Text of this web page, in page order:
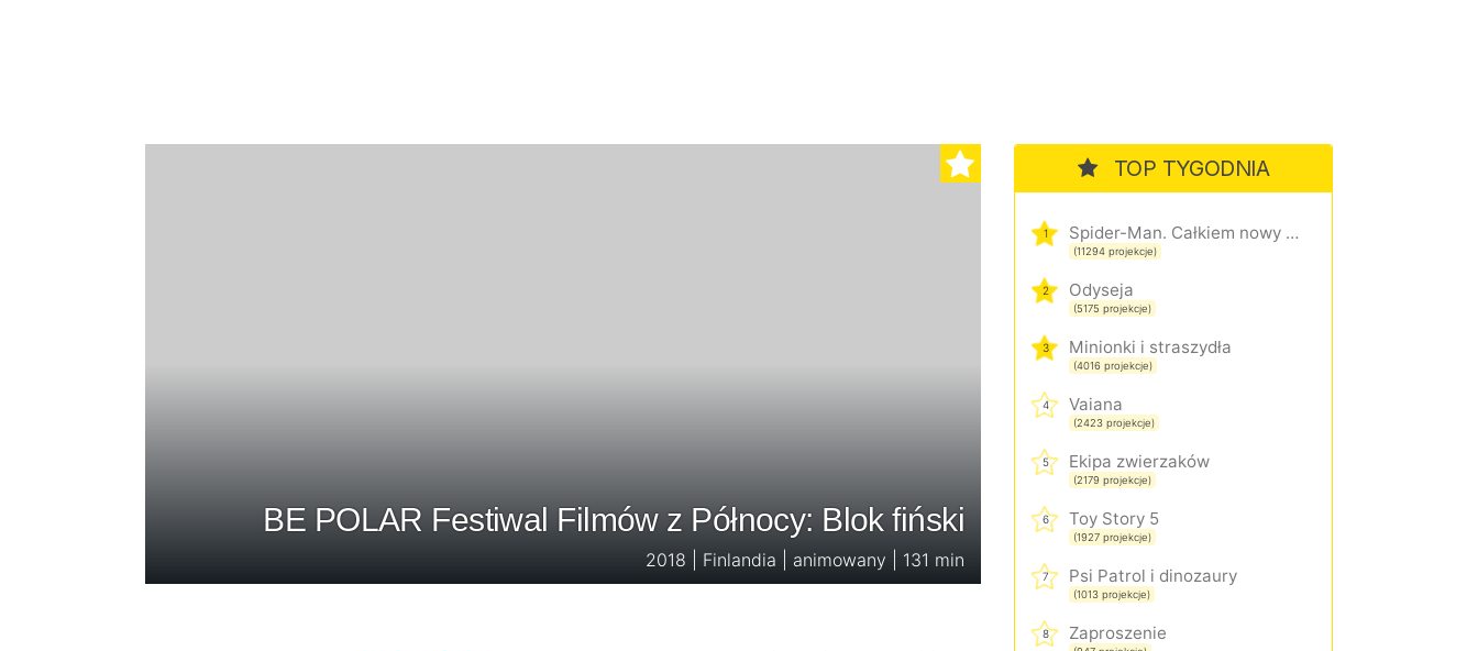
BE POLAR Festiwal Filmów z Północy: Blok fiński
2018 | Finlandia | animowany | 131 min
TOP TYGODNIA
1 Spider-Man. Całkiem nowy dzień
(11294 projekcje)
2 Odyseja
(5175 projekcje)
3 Minionki i straszydła
(4016 projekcje)
4 Vaiana
(2423 projekcje)
5 Ekipa zwierzaków
(2179 projekcje)
6 Toy Story 5
(1927 projekcje)
7 Psi Patrol i dinozaury
(1013 projekcje)
8 Zaproszenie